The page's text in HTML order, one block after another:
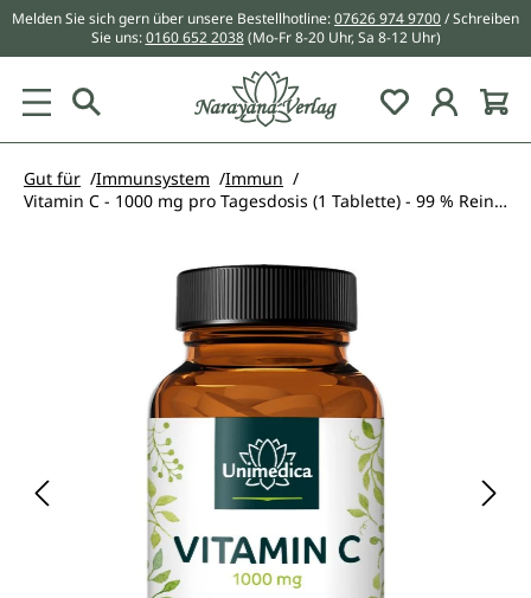
springen
Melden Sie sich gern über unsere Bestellhotline:07626 974 9700/ Schreiben
Sie uns:0160 652 2038 (Mo-Fr 8-20 Uhr, Sa 8-12 Uhr)
Du hast 0
Gut für Immunsystem
Immun
Vitamin C - 1000 mg pro Tagesdosis (1 Tablette) - 99 % Reinheit - hochdosiert - 180 Tabletten - von Unimedica
Bildergalerie überspringen